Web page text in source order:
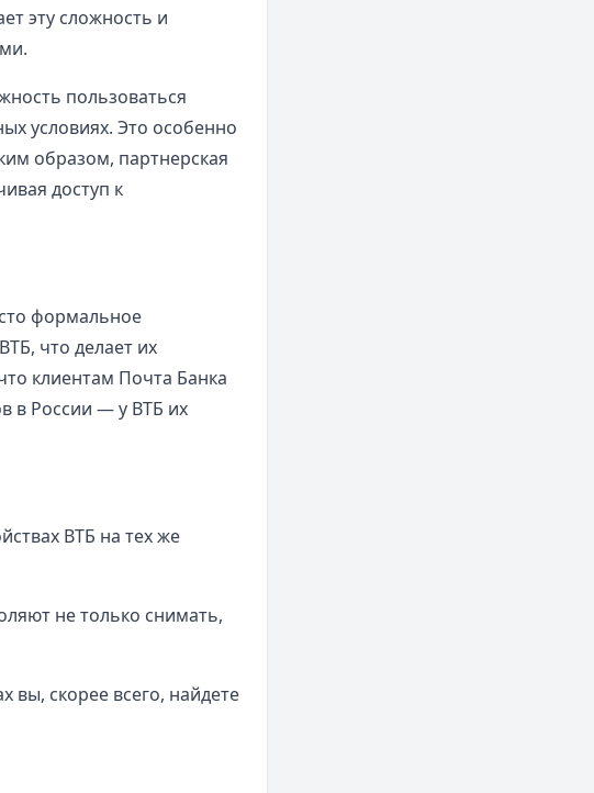
эту сложность и
пользоваться
условиях. Это особенно
образом, партнерская
доступ к
формальное
что делает их
клиентам Почта Банка
в России — у ВТБ их
ВТБ на тех же
не только снимать,
вы, скорее всего, найдете